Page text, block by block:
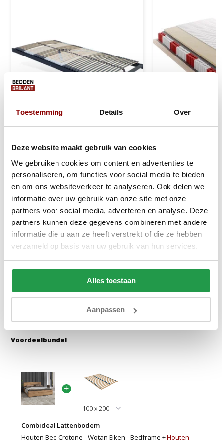
Toestemming Details Over
Deze website maakt gebruik van cookies
We gebruiken cookies om content en advertenties te
personaliseren, om functies voor social media te bieden
en om ons websiteverkeer te analyseren. Ook delen we
informatie over uw gebruik van onze site met onze
partners voor social media, adverteren en analyse. Deze
partners kunnen deze gegevens combineren met andere
informatie die u aan ze heeft verstrekt of die ze hebben
verzameld op basis van uw gebruik van hun services.
Alles toestaan
Aanpassen
Voordeelbundel
Combideal Lattenbodem
Houten Bed Crotone - Wotan Eiken - Bedframe +Houten
Ca. 5-10 werkdagen
138
Bekijken
Ca. 1 tot 2
369 259
Bekijken